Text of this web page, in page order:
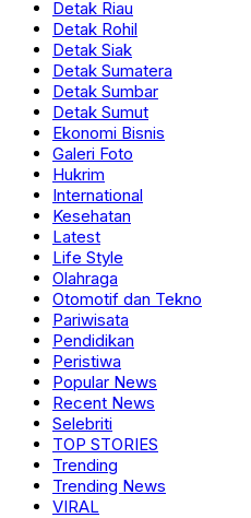
Detak Riau
Detak Rohil
Detak Siak
Detak Sumatera
Detak Sumbar
Detak Sumut
Ekonomi Bisnis
Galeri Foto
Hukrim
International
Kesehatan
Latest
Life Style
Olahraga
Otomotif dan Tekno
Pariwisata
Pendidikan
Peristiwa
Popular News
Recent News
Selebriti
TOP STORIES
Trending
Trending News
VIRAL